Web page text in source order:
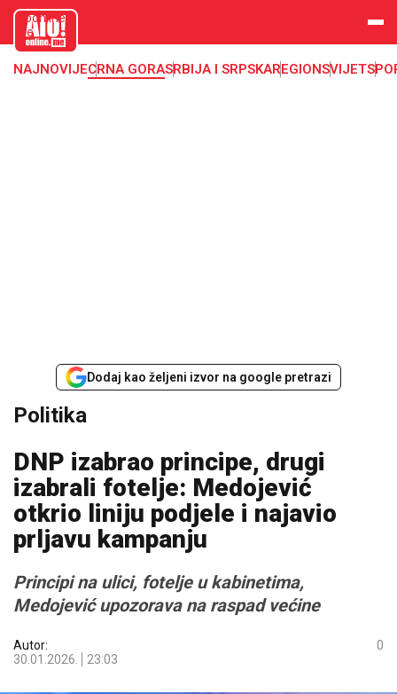
aloonline.
me
NAJNOVIJECRNA GORASRBIJA I SRPSKAREGIONSVIJET
Dodaj kao željeni izvor na google pretrazi
Politika
DNP izabrao principe, drugi
izabrali fotelje: Medojević
otkrio liniju podjele i najavio
prljavu kampanju
Principi na ulici, fotelje u kabinetima,
Medojević upozorava na raspad većine
Autor:
30.01.2026.
23:03
0